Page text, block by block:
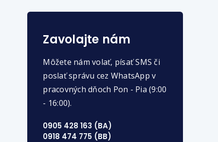
Zavolajte nám
Môžete nám volať, písať SMS či
poslať správu cez WhatsApp v
pracovných dňoch Pon - Pia (9:00
- 16:00).
0905 428 163 (BA)
0918 474 775 (BB)